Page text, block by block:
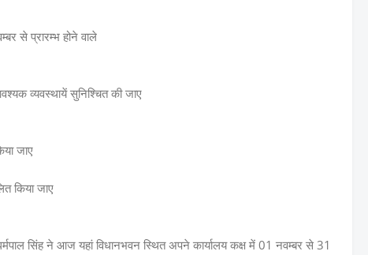
से प्रारम्भ होने वाले
व्यवस्थायें सुनिश्चित की जाए
जाए
किया जाए
सिंह ने आज यहां विधानभवन स्थित अपने कार्यालय कक्ष में 01 नवम्बर से 31